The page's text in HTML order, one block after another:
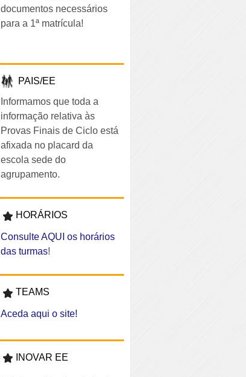
documentos necessários
para a 1ª matrícula!
PAIS/EE
Informamos que toda a
informação relativa às
Provas Finais de Ciclo está
afixada no placard da
escola sede do
agrupamento.
HORÁRIOS
Consulte AQUI os horários
das turmas!
TEAMS
Aceda aqui o site!
INOVAR EE